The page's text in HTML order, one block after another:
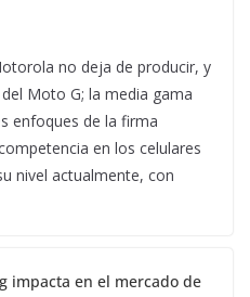
no deja de producir, y
Moto G; la media gama
enfoques de la firma
en los celulares
nivel actualmente, con
impacta en el mercado de